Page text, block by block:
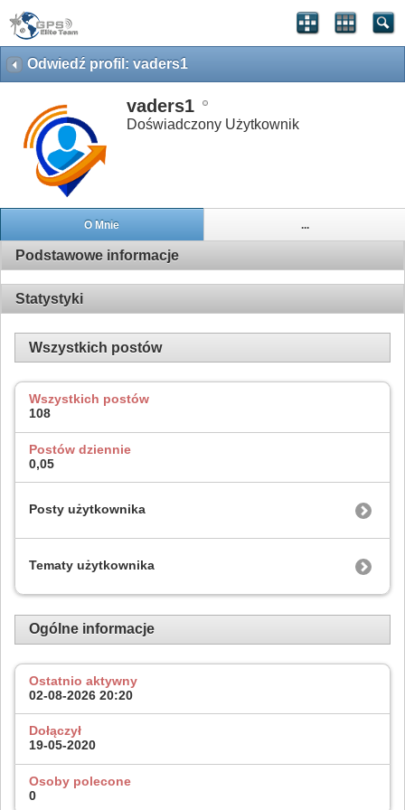
Odwiedź profil: vaders1
vaders1
Doświadczony Użytkownik
O Mnie ...
Podstawowe informacje
Statystyki
Wszystkich postów
Wszystkich postów
108
Postów dziennie
0,05
Posty użytkownika
Tematy użytkownika
Ogólne informacje
Ostatnio aktywny
02-08-2026 20:20
Dołączył
19-05-2020
Osoby polecone
0